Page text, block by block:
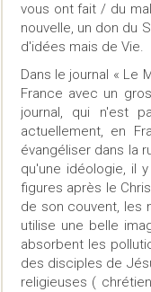
vous ont fait / du
nouvelle, un don du
d'idées mais de
Dans le journal « Le
France avec un
journal, qui n'est
actuellement, en
évangéliser dans la
qu'une idéologie, il
figures après le
de son couvent, les
utilise une belle
absorbent les
des disciples de
religieuses (